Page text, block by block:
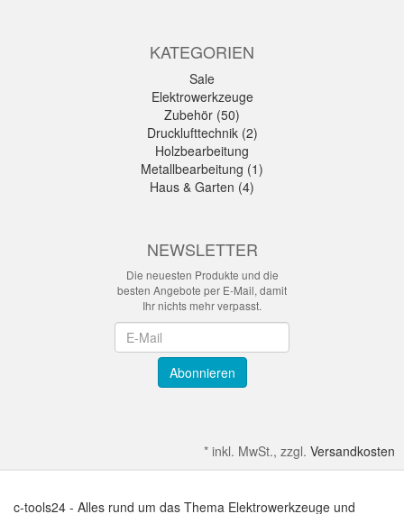
KATEGORIEN
Sale
Elektrowerkzeuge
Zubehör (50)
Drucklufttechnik (2)
Holzbearbeitung
Metallbearbeitung (1)
Haus & Garten (4)
NEWSLETTER
Die neuesten Produkte und die
besten Angebote per E-Mail, damit
Ihr nichts mehr verpasst.
Abonnieren
* inkl. MwSt., zzgl. Versandkosten
c-tools24 - Alles rund um das Thema Elektrowerkzeuge und